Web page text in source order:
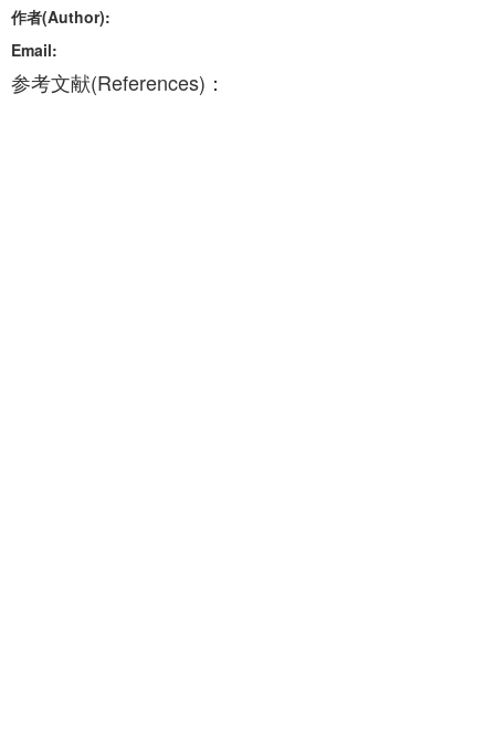
作者(Author):
Email:
参考文献(References)：